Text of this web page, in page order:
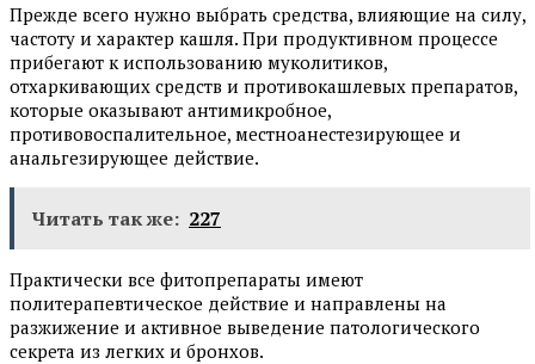
Прежде всего нужно выбрать средства, влияющие на силу,
частоту и характер кашля. При продуктивном процессе
прибегают к использованию муколитиков,
отхаркивающих средств и противокашлевых препаратов,
которые оказывают антимикробное,
противовоспалительное, местноанестезирующее и
анальгезирующее действие.
Читать так же: 227
Практически все фитопрепараты имеют
политерапевтическое действие и направлены на
разжижение и активное выведение патологического
секрета из легких и бронхов.